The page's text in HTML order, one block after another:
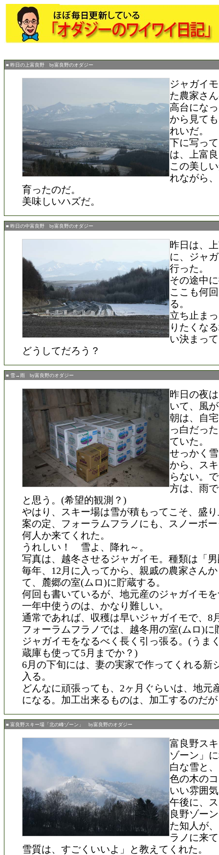
■ 昨日の上富良野 by富良野のオダジー
ジャガイ
た農家さ
高台にな
から見て
れいだ。
下に写っ
は、上富
この美し
れながら
育ったのだ。
美味しいハズだ。
■ 昨日の中富良野 by富良野のオダジー
昨日は、
に、ジャ
行った。
その途中
ここも何
る。
立ち止ま
りたくな
い決まっ
どうしてだろう？
■ 雪→雨 by富良野のオダジー
昨日の夜
いて、風
朝は、自
っ白だっ
ていた。
せっかく
から、ス
らない。
方は、雨
と思う。(希望的観測？)
やはり、スキー場は雪が積もってこそ、盛
案の定、フォーラムフラノにも、スノーボ
何人か来てくれた。
うれしい！ 雪よ、降れ～。
写真は、越冬させるジャガイモ。種類は「
毎年、12月に入ってから、親戚の農家さん
て、麓郷の室(ムロ)に貯蔵する。
何回も書いているが、地元産のジャガイモ
一年中使うのは、かなり難しい。
通常であれば、収穫は早いジャガイモで、8
フォーラムフラノでは、越冬用の室(ムロ)に
ジャガイモをなるべく長く引っ張る。(うま
蔵庫も使って5月までか？)
6月の下旬には、妻の実家で作ってくれる新
入る。
どんなに頑張っても、2ヶ月ぐらいは、地元
になる。加工出来るものは、加工するのだ
■ 富良野スキー場「北の峰ゾーン」 by富良野のオダジー
富良野ス
ゾーン」
白な雪と
色の木の
いい雰囲
午後に、
良野ゾー
た知人が
ラノに来
雪質は、すごくいいよ」と教えてくれた。